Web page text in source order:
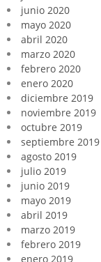
junio 2020
mayo 2020
abril 2020
marzo 2020
febrero 2020
enero 2020
diciembre 2019
noviembre 2019
octubre 2019
septiembre 2019
agosto 2019
julio 2019
junio 2019
mayo 2019
abril 2019
marzo 2019
febrero 2019
enero 2019